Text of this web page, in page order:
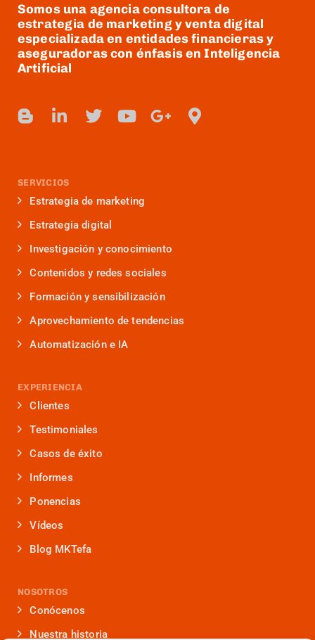
Somos una agencia consultora de
estrategia de marketing y venta digital
especializada en entidades financieras y
aseguradoras con énfasis en Inteligencia
Artificial
SERVICIOS
Estrategia de marketing
Estrategia digital
Investigación y conocimiento
Contenidos y redes sociales
Formación y sensibilización
Aprovechamiento de tendencias
Automatización e IA
EXPERIENCIA
Clientes
Testimoniales
Casos de éxito
Informes
Ponencias
Vídeos
Blog MKTefa
NOSOTROS
Conócenos
Nuestra historia